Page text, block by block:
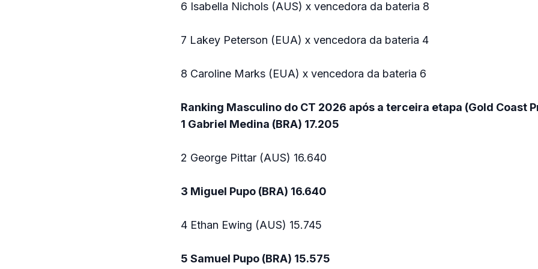
6 Isabella Nichols (AUS) x vencedora da bateria 8
7 Lakey Peterson (EUA) x vencedora da bateria 4
8 Caroline Marks (EUA) x vencedora da bateria 6
Ranking Masculino do CT 2026 após a terceira etapa (Gold Coast
1 Gabriel Medina (BRA) 17.205
2 George Pittar (AUS) 16.640
3 Miguel Pupo (BRA) 16.640
4 Ethan Ewing (AUS) 15.745
5 Samuel Pupo (BRA) 15.575